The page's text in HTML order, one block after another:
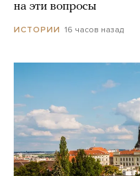
на эти вопросы
ИСТОРИИ 16 часов назад